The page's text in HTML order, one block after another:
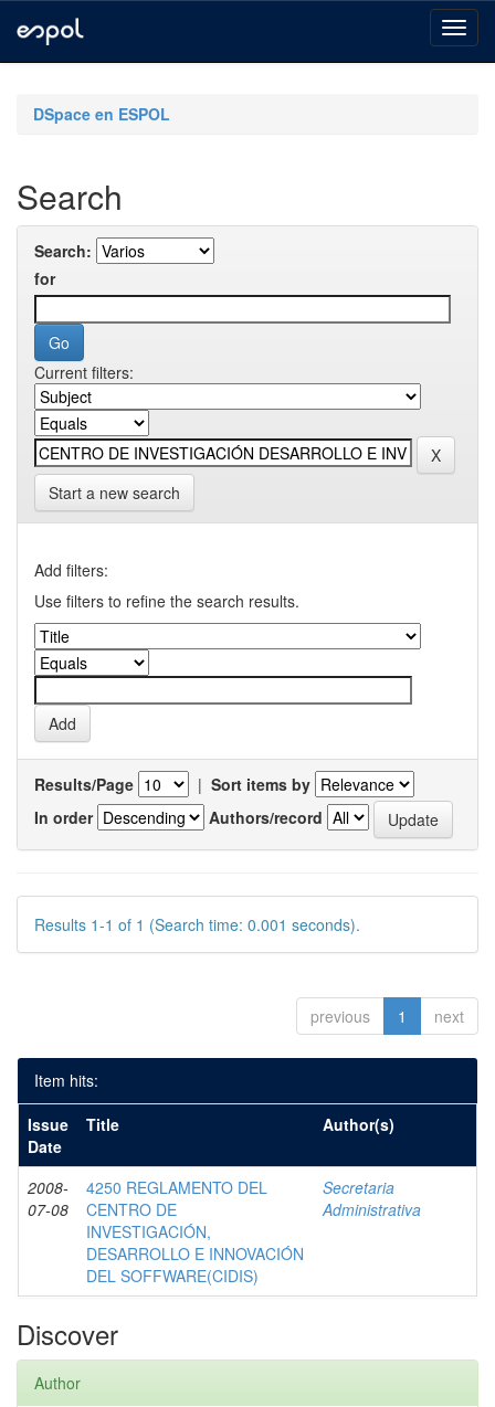
navigationDSpace en ESPOL
Search
Search:
for
Current filters:
Start a new search
Add filters:
Use filters to refine the search results.
Results/Page | Sort items by
In order
Authors/record
Results 1-1 of 1 (Search time: 0.001 seconds).
previous 1 next
Item hits:
Issue
Date
Title Author(s)
2008-
07-08
4250 REGLAMENTO DEL
CENTRO DE
INVESTIGACIÓN,
DESARROLLO E INNOVACIÓN
DEL SOFFWARE(CIDIS)
Secretaria
Administrativa
Discover
Author